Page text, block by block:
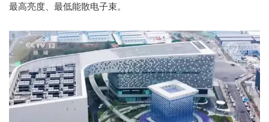
最高亮度、最低能散电子束。